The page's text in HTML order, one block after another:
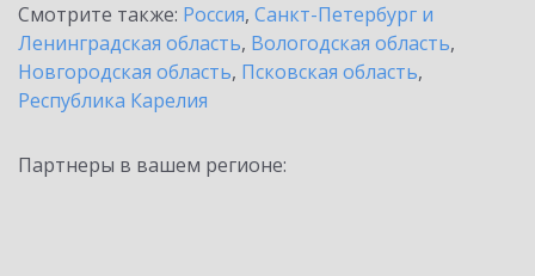
Смотрите также: Россия, Санкт-Петербург и
Ленинградская область, Вологодская область,
Новгородская область, Псковская область,
Республика Карелия
Партнеры в вашем регионе: